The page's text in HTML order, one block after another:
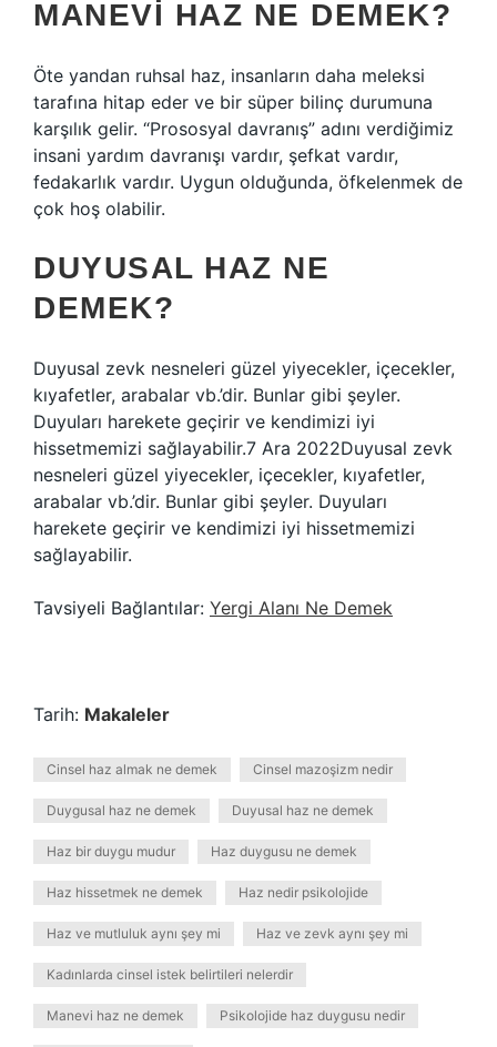
MANEVI HAZ NE DEMEK?
Öte yandan ruhsal haz, insanların daha meleksi
tarafına hitap eder ve bir süper bilinç durumuna
karşılık gelir. “Prososyal davranış” adını verdiğimiz
insani yardım davranışı vardır, şefkat vardır,
fedakarlık vardır. Uygun olduğunda, öfkelenmek de
çok hoş olabilir.
DUYUSAL HAZ NE
DEMEK?
Duyusal zevk nesneleri güzel yiyecekler, içecekler,
kıyafetler, arabalar vb.’dir. Bunlar gibi şeyler.
Duyuları harekete geçirir ve kendimizi iyi
hissetmemizi sağlayabilir.7 Ara 2022Duyusal zevk
nesneleri güzel yiyecekler, içecekler, kıyafetler,
arabalar vb.’dir. Bunlar gibi şeyler. Duyuları
harekete geçirir ve kendimizi iyi hissetmemizi
sağlayabilir.
Tavsiyeli Bağlantılar: Yergi Alanı Ne Demek
Tarih: Makaleler
Cinsel haz almak ne demek Cinsel mazoşizm nedir
Duygusal haz ne demek Duyusal haz ne demek
Haz bir duygu mudur Haz duygusu ne demek
Haz hissetmek ne demek Haz nedir psikolojide
Haz ve mutluluk aynı şey mi Haz ve zevk aynı şey mi
Kadınlarda cinsel istek belirtileri nelerdir
Manevi haz ne demek Psikolojide haz duygusu nedir